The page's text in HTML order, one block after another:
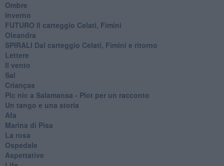
Ombre
Inverno
FUTURO Il carteggio Celati, Fimini
Oleandra
SPIRALI Dal carteggio Celati, Fimini e ritorno
Lettere
Il vento
Sal
Crianças
Pic nic a Salamansa - Plot per un racconto
Un tango e una storia
Afa
Marina di Pisa
La rosa
Ospedale
Aspettative